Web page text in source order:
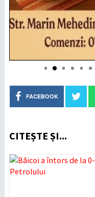
FACEBOOK
CITEȘTE ȘI...